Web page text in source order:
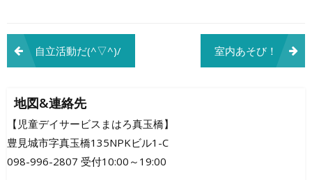
投
稿
ナ
ビ
ゲ
自立活動だ(^▽^)/ 室内あそび！
地図&連絡先
【児童デイサービスまはろ真玉橋】
豊見城市字真玉橋135NPKビル1-C
098-996-2807 受付10:00～19:00